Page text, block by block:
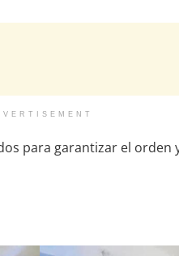
para garantizar el orden